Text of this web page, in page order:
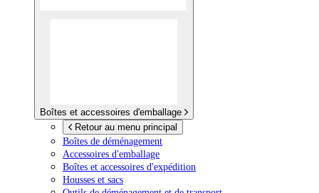
Boîtes et accessoires d'emballage
Retour au menu principal
Boîtes de déménagement
Accessoires d'emballage
Boîtes et accessoires d'expédition
Housses et sacs